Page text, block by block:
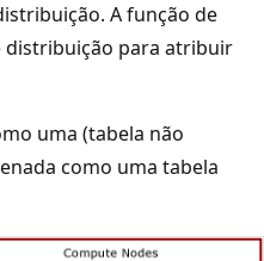
A função de
distribuição para atribuir
uma (tabela não
como uma tabela